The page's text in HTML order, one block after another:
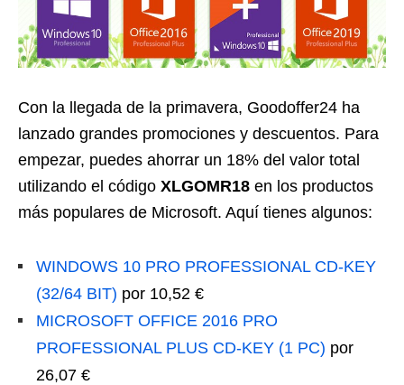
Con la llegada de la primavera, Goodoffer24 ha
lanzado grandes promociones y descuentos. Para
empezar, puedes ahorrar un 18% del valor total
utilizando el código XLGOMR18 en los productos
más populares de Microsoft. Aquí tienes algunos:
WINDOWS 10 PRO PROFESSIONAL CD-KEY
(32/64 BIT) por 10,52 €
MICROSOFT OFFICE 2016 PRO
PROFESSIONAL PLUS CD-KEY (1 PC) por
26,07 €